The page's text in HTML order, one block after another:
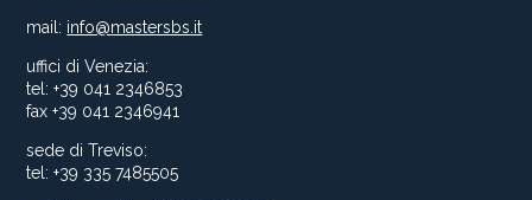
mail: info@mastersbs.it
uffici di Venezia:
tel: +39 041 2346853
fax +39 041 2346941
sede di Treviso:
tel: +39 335 7485505